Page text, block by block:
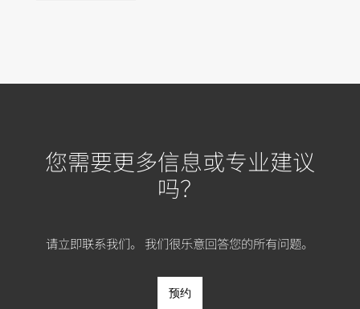
您需要更多信息或专业建议
吗？
请立即联系我们。 我们很乐意回答您的所有问题。
预约